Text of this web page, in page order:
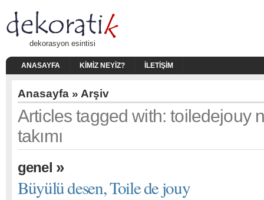
dekorasyon esintisi
ANASAYFA KIMIZ NEYIZ? İLETIŞIM
Anasayfa » Arşiv
Articles tagged with: toiledejouy
takımı
genel »
Büyülü desen, Toile de jouy